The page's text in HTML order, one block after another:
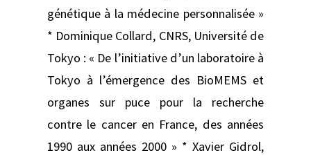
génétique à la médecine personnalisée »
* Dominique Collard, CNRS, Université de
Tokyo : « De l’initiative d’un laboratoire à
Tokyo à l’émergence des BioMEMS et
organes sur puce pour la recherche
contre le cancer en France, des années
1990 aux années 2000 » * Xavier Gidrol,